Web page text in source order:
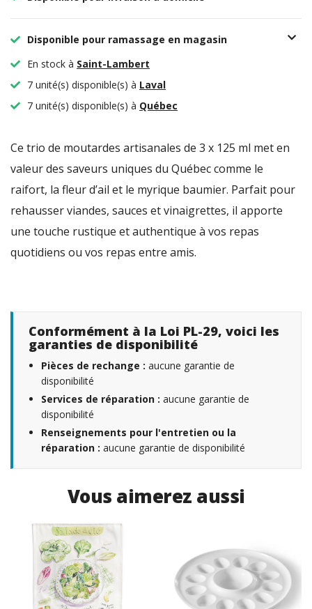
Disponible pour ramassage en magasin
En stock à Saint-Lambert
7 unité(s) disponible(s) à Laval
7 unité(s) disponible(s) à Québec
Ce trio de moutardes artisanales de 3 x 125 ml met en
valeur des saveurs uniques du Québec comme le
raifort, la fleur d’ail et le myrique baumier. Parfait pour
rehausser viandes, sauces et vinaigrettes, il apporte
une touche rustique et authentique à vos repas
quotidiens ou vos repas entre amis.
Conformément à la Loi PL-29, voici les
garanties de disponibilité
Pièces de rechange : aucune garantie de
disponibilité
Services de réparation : aucune garantie de
disponibilité
Renseignements pour l'entretien ou la
réparation : aucune garantie de disponibilité
Vous aimerez aussi